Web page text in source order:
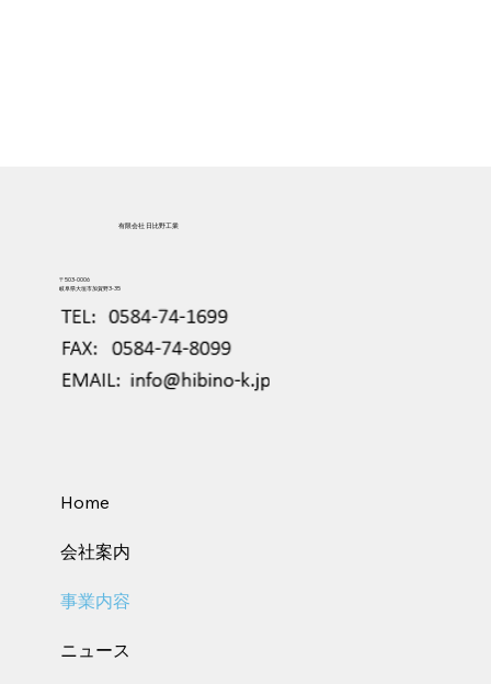
有限会社 日比野工業
〒503-0006
岐阜県大垣市加賀野3-35
Home
会社案内
事業内容
ニュース